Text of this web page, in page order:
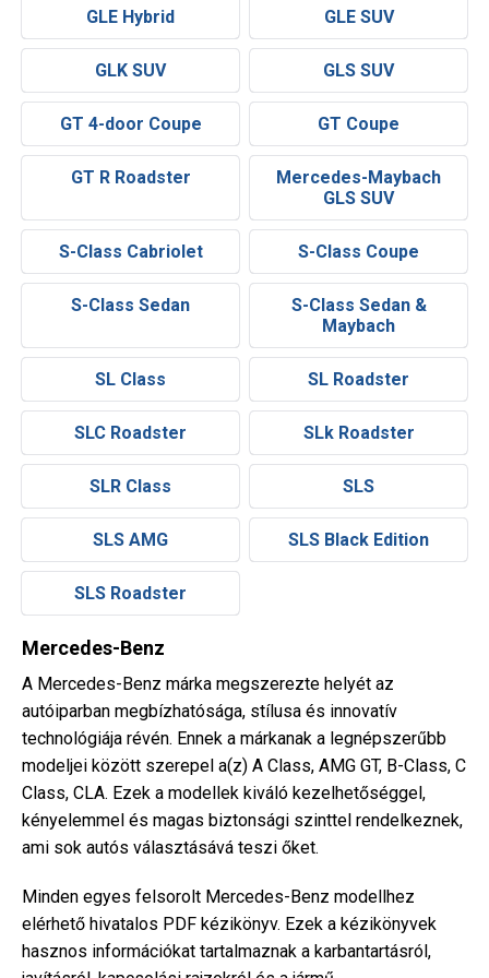
GLE Hybrid GLE SUV
GLK SUV GLS SUV
GT 4-door Coupe GT Coupe
GT R Roadster
Mercedes-Maybach
GLS SUV
S-Class Cabriolet S-Class Coupe
S-Class Sedan
S-Class Sedan &
Maybach
SL Class SL Roadster
SLC Roadster SLk Roadster
SLR Class SLS
SLS AMG SLS Black Edition
SLS Roadster
Mercedes-Benz
A Mercedes-Benz márka megszerezte helyét az
autóiparban megbízhatósága, stílusa és innovatív
technológiája révén. Ennek a márkanak a legnépszerűbb
modeljei között szerepel a(z) A Class, AMG GT, B-Class, C
Class, CLA. Ezek a modellek kiváló kezelhetőséggel,
kényelemmel és magas biztonsági szinttel rendelkeznek,
ami sok autós választásává teszi őket.
Minden egyes felsorolt Mercedes-Benz modellhez
elérhető hivatalos PDF kézikönyv. Ezek a kézikönyvek
hasznos információkat tartalmaznak a karbantartásról,